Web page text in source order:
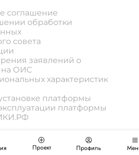
соглашение
обработки
совета
заявлений о
на ОИС
характеристик
платформы
платформы
Проект Профиль